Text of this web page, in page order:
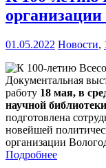
01.05.2022 Новости,
Документальная
работу 18 мая, в
научной
подготовлена
новейшей
организации
Подробнее